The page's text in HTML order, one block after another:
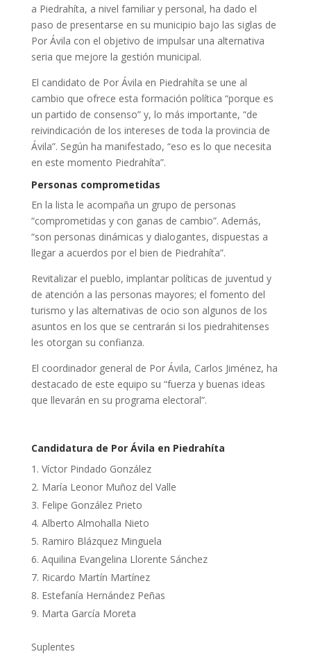
a Piedrahíta, a nivel familiar y personal, ha dado el
paso de presentarse en su municipio bajo las siglas de
Por Ávila con el objetivo de impulsar una alternativa
seria que mejore la gestión municipal.
El candidato de Por Ávila en Piedrahíta se une al
cambio que ofrece esta formación política “porque es
un partido de consenso” y, lo más importante, “de
reivindicación de los intereses de toda la provincia de
Ávila”. Según ha manifestado, “eso es lo que necesita
en este momento Piedrahíta”.
Personas comprometidas
En la lista le acompaña un grupo de personas
“comprometidas y con ganas de cambio”. Además,
“son personas dinámicas y dialogantes, dispuestas a
llegar a acuerdos por el bien de Piedrahíta”.
Revitalizar el pueblo, implantar políticas de juventud y
de atención a las personas mayores; el fomento del
turismo y las alternativas de ocio son algunos de los
asuntos en los que se centrarán si los piedrahitenses
les otorgan su confianza.
El coordinador general de Por Ávila, Carlos Jiménez, ha
destacado de este equipo su “fuerza y buenas ideas
que llevarán en su programa electoral”.
Candidatura de Por Ávila en Piedrahíta
Víctor Pindado González
María Leonor Muñoz del Valle
Felipe González Prieto
Alberto Almohalla Nieto
Ramiro Blázquez Minguela
Aquilina Evangelina Llorente Sánchez
Ricardo Martín Martínez
Estefanía Hernández Peñas
Marta García Moreta
Suplentes